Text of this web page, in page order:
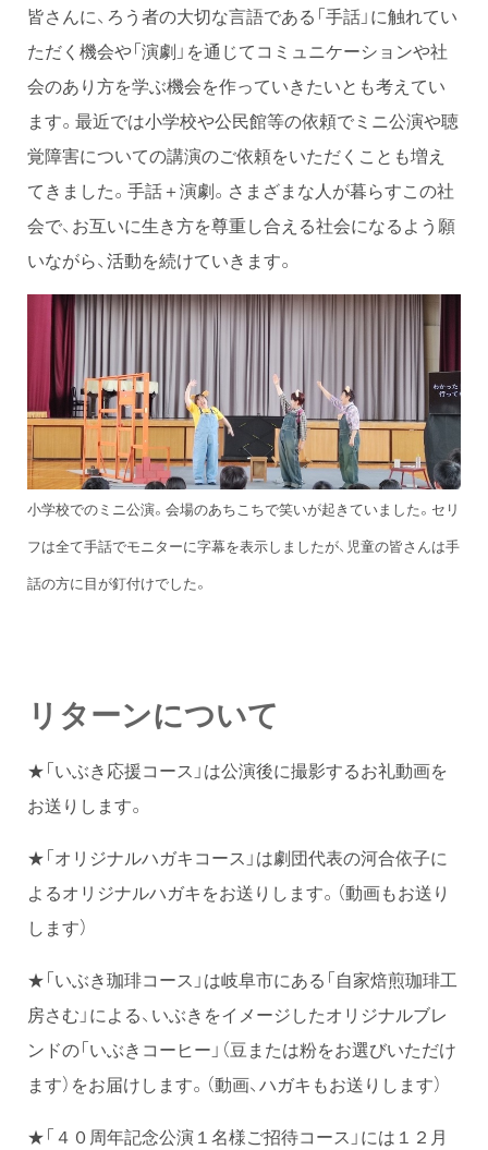
皆さんに、ろう者の大切な言語である「手話」に触れてい
ただく機会や「演劇」を通じてコミュニケーションや社
会のあり方を学ぶ機会を作っていきたいとも考えてい
ます。最近では小学校や公民館等の依頼でミニ公演や聴
覚障害についての講演のご依頼をいただくことも増え
てきました。手話＋演劇。さまざまな人が暮らすこの社
会で、お互いに生き方を尊重し合える社会になるよう願
いながら、活動を続けていきます。
小学校でのミニ公演。会場のあちこちで笑いが起きていました。セリ
フは全て手話でモニターに字幕を表示しましたが、児童の皆さんは手
話の方に目が釘付けでした。
リターンについて
★「いぶき応援コース」は公演後に撮影するお礼動画を
お送りします。
★「オリジナルハガキコース」は劇団代表の河合依子に
よるオリジナルハガキをお送りします。（動画もお送り
します）
★「いぶき珈琲コース」は岐阜市にある「自家焙煎珈琲工
房さむ」による、いぶきをイメージしたオリジナルブレ
ンドの「いぶきコーヒー」（豆または粉をお選びいただけ
ます）をお届けします。（動画、ハガキもお送りします）
★「４０周年記念公演１名様ご招待コース」には１２月